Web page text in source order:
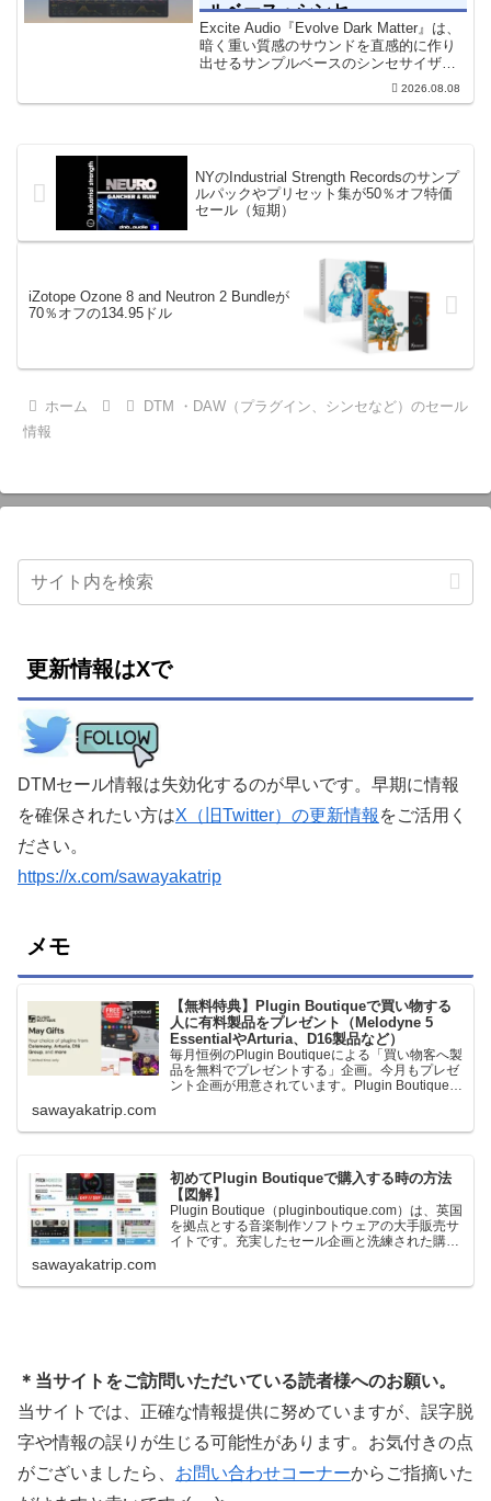
ルベース・シンセ
Excite Audio『Evolve Dark Matter』は、
暗く重い質感のサウンドを直感的に作り
出せるサンプルベースのシンセサイザー
です。ダークD&Bやアトモスフェリッ
ク・テクノ、シネマティック作品に適し
2026.08.08
NYのIndustrial Strength Recordsのサンプ
ルパックやプリセット集が50％オフ特価
セール（短期）
iZotope Ozone 8 and Neutron 2 Bundleが
70％オフの134.95ドル
ホーム
DTM ・DAW（プラグイン、シンセなど）のセール
情報
更新情報はXで
DTMセール情報は失効化するのが早いです。早期に情報
を確保されたい方はX（旧Twitter）の更新情報 をご活用く
ださい。
https://x.com/sawayakatrip
メモ
【無料特典】Plugin Boutiqueで買い物する
人に有料製品をプレゼント（Melodyne 5
EssentialやArturia、D16製品など）
毎月恒例のPlugin Boutiqueによる「買い物客へ製
品を無料でプレゼントする」企画。今月もプレゼ
ント企画が用意されています。Plugin Boutiqueで
ます。＊無料配布終了予定日：日本時間：
sawayakatrip.com
初めてPlugin Boutiqueで購入する時の方法
【図解】
Plugin Boutique（pluginboutique.com）は、英国
を拠点とする音楽制作ソフトウェアの大手販売サ
イトです。充実したセール企画と洗練された購入
に知っておきたいこと価格表示に…
sawayakatrip.com
＊当サイトをご訪問いただいている読者様へのお願い。
当サイトでは、正確な情報提供に努めていますが、誤字脱
字や情報の誤りが生じる可能性があります。お気付きの点
がございましたら、 お問い合わせコーナーからご指摘いた